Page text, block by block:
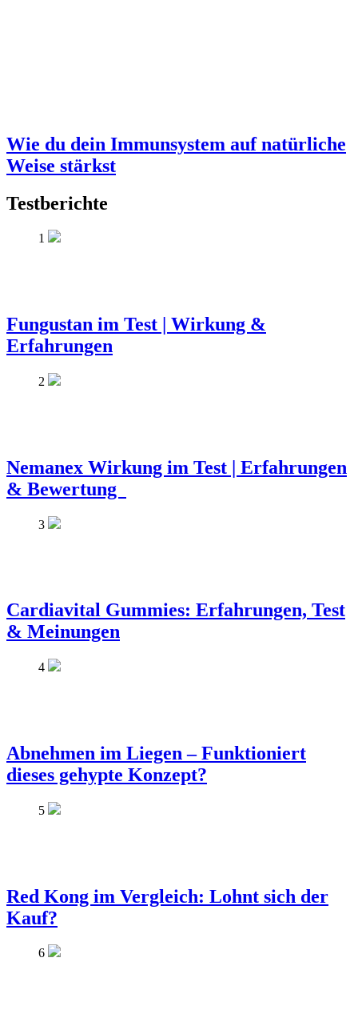
Wie du dein Immunsystem auf natürliche
Weise stärkst
Testberichte
1
Fungustan im Test | Wirkung &
Erfahrungen
2
Nemanex Wirkung im Test | Erfahrungen
& Bewertung
3
Cardiavital Gummies: Erfahrungen, Test
& Meinungen
4
Abnehmen im Liegen – Funktioniert
dieses gehypte Konzept?
5
Red Kong im Vergleich: Lohnt sich der
Kauf?
6